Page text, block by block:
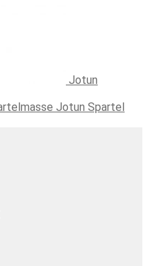
Jotun
Jotun Spartel